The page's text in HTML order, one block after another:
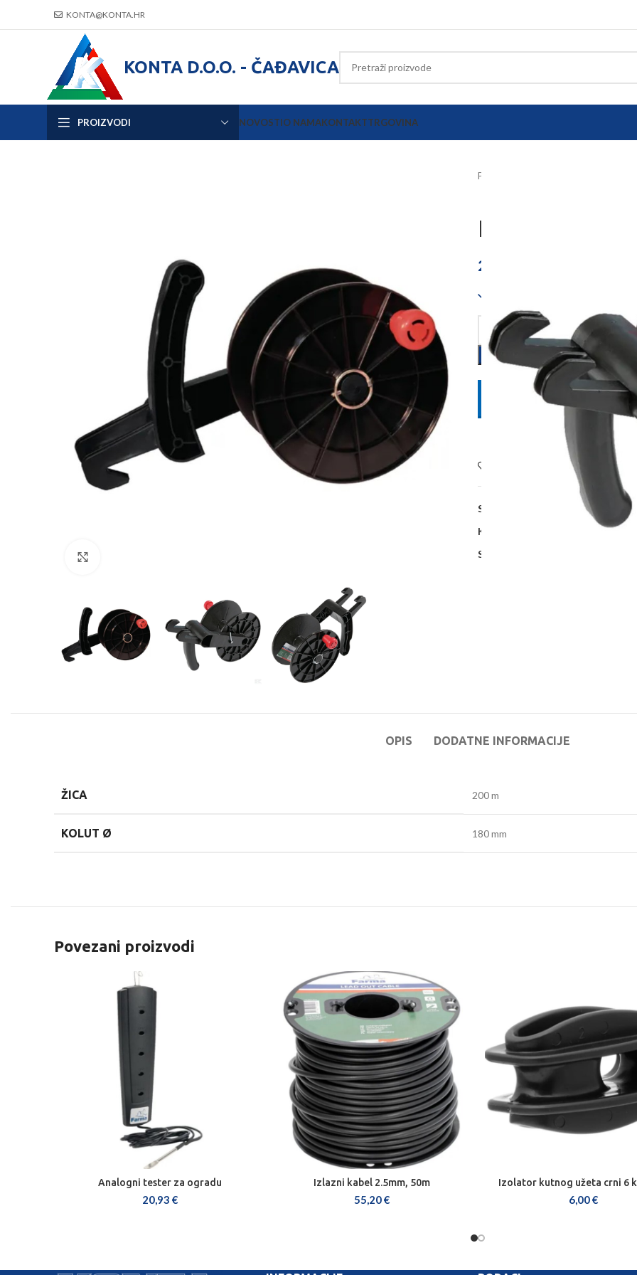
KONTA@KONTA.HR
KONTA D.O.O. - ČAĐAVICA
PROIZVODI NOVOSTIO NAMAKONTAKTTRGOVINA
Početna
Namotaj za
27,03
POŠALJITE UPIT
Dodaj na listu želja
SKU:
Kategorije:
Električni pastiri,
Share:
OPIS DODATNE INFORMACIJE
ŽICA 200 m
KOLUT Ø 180 mm
Povezani proizvodi
DODAJ U KOŠARICU
Analogni tester za ogradu
20,93 €
DODAJ U KOŠARICU
Izlazni kabel 2.5mm, 50m
55,20€
DODAJ U KOŠARICU
Izolator kutnog užeta crni 6
6,00€